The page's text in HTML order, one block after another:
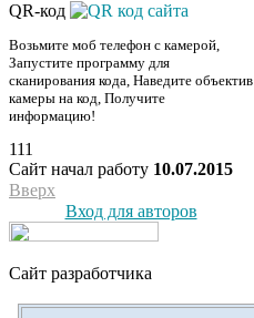
QR-код
Возьмите моб телефон с камерой,
Запустите программу для
сканирования кода, Наведите объектив
камеры на код, Получите
информацию!
111
Сайт начал работу 10.07.2015
Вверх
Вход для авторов
Сайт разработчика